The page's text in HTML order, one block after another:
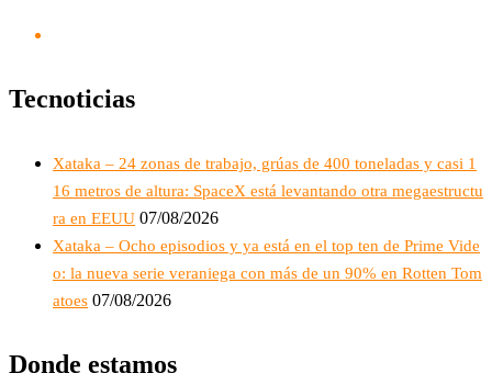
Tecnoticias
Xataka – 24 zonas de trabajo, grúas de 400 toneladas y casi 1
16 metros de altura: SpaceX está levantando otra megaestructu
ra en EEUU 07/08/2026
Xataka – Ocho episodios y ya está en el top ten de Prime Vide
o: la nueva serie veraniega con más de un 90% en Rotten Tom
atoes 07/08/2026
Donde estamos